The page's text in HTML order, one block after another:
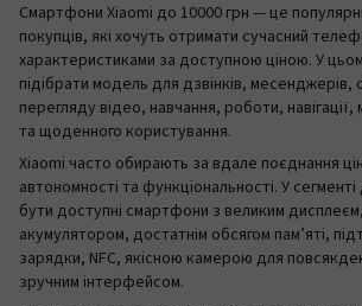
Смартфони Xiaomi до 10000 грн — це
покупців, які хочуть отримати сучасний
характеристиками за доступною ціною. У
підібрати модель для дзвінків, месенджерів,
перегляду відео, навчання, роботи, навігації,
та щоденного користування.
Xiaomi часто обирають за вдале поєднання
автономності та функціональності. У
бути доступні смартфони з великим
акумулятором, достатнім обсягом пам’яті,
зарядки, NFC, якісною камерою для
зручним інтерфейсом.